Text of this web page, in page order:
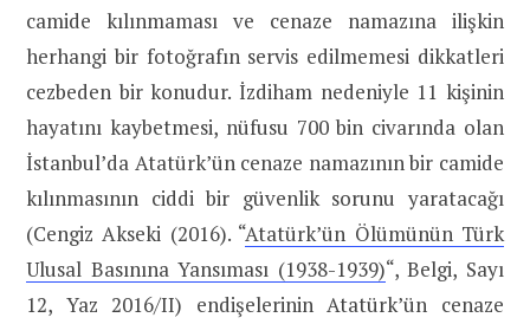
camide kılınmaması ve cenaze namazına ilişkin
herhangi bir fotoğrafın servis edilmemesi dikkatleri
cezbeden bir konudur. İzdiham nedeniyle 11 kişinin
hayatını kaybetmesi, nüfusu 700 bin civarında olan
İstanbul’da Atatürk’ün cenaze namazının bir camide
kılınmasının ciddi bir güvenlik sorunu yaratacağı
(Cengiz Akseki (2016). “Atatürk’ün Ölümünün Türk
Ulusal Basınına Yansıması (1938-1939)“, Belgi, Sayı
12, Yaz 2016/II) endişelerinin Atatürk’ün cenaze